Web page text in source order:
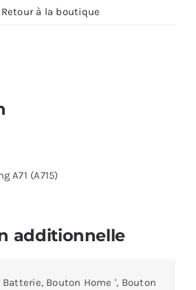
Retour à la boutique
A71 (A715)
additionnelle
Batterie, Bouton Home ', Bouton